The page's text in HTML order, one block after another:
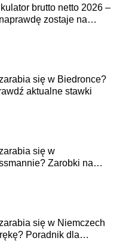
brutto netto 2026 –
zostaje na
zarabia się w Biedronce?
aktualne stawki
zarabia się w
Zarobki na
zarabia się w Niemczech
Poradnik dla